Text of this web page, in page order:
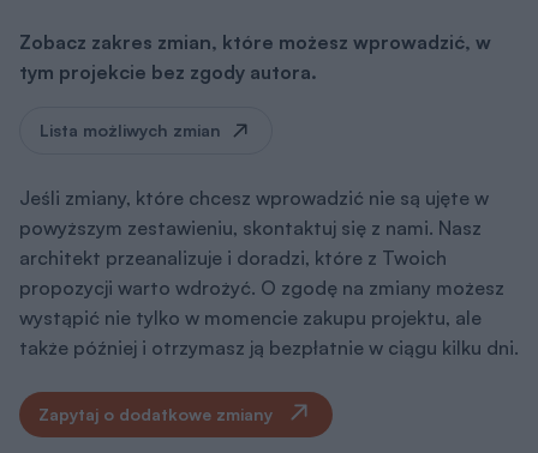
Zobacz zakres zmian, które możesz wprowadzić, w
tym projekcie bez zgody autora.
Lista możliwych zmian
Jeśli zmiany, które chcesz wprowadzić nie są ujęte w
powyższym zestawieniu, skontaktuj się z nami. Nasz
architekt przeanalizuje i doradzi, które z Twoich
propozycji warto wdrożyć. O zgodę na zmiany możesz
wystąpić nie tylko w momencie zakupu projektu, ale
także później i otrzymasz ją bezpłatnie w ciągu kilku dni.
Zapytaj o dodatkowe zmiany